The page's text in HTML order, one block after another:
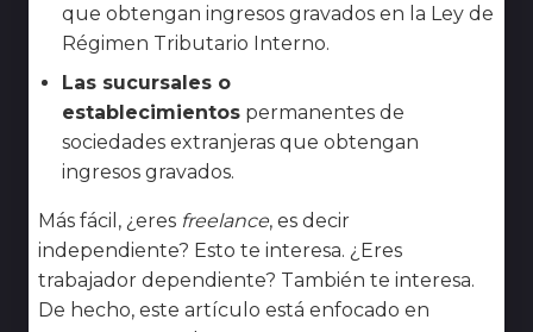
que obtengan ingresos gravados en la Ley de
Régimen Tributario Interno.
Las sucursales o
establecimientos permanentes de
sociedades extranjeras que obtengan
ingresos gravados.
Más fácil, ¿eres freelance, es decir
independiente? Esto te interesa. ¿Eres
trabajador dependiente? También te interesa.
De hecho, este artículo está enfocado en